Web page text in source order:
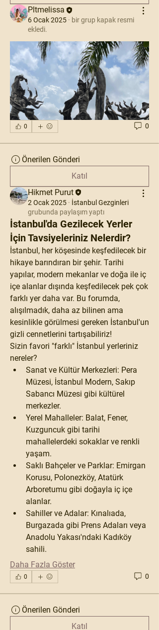
Pltmelissa
6 Ocak 2025 · bir grup kapak resmi
ekledi.
0 0
Önerilen Gönderi
Katıl
Hikmet Purut
2 Ocak 2025 · İstanbul Gezginleri
grubunda paylaşım yaptı
İstanbul'da Gezilecek Yerler
İçin Tavsiyeleriniz Nelerdir?
İstanbul, her köşesinde keşfedilecek bir
hikaye barındıran bir şehir. Tarihi
yapılar, modern mekanlar ve doğa ile iç
içe alanlar dışında keşfedilecek pek çok
farklı yer daha var. Bu forumda,
alışılmadık, daha az bilinen ama
kesinlikle görülmesi gereken İstanbul'un
gizli cennetlerini tartışabiliriz!
Sizin favori "farklı" İstanbul yerleriniz
nereler?
Sanat ve Kültür Merkezleri: Pera
Müzesi, İstanbul Modern, Sakıp
Sabancı Müzesi gibi kültürel
merkezler.
Yerel Mahalleler: Balat, Fener,
Kuzguncuk gibi tarihi
mahallelerdeki sokaklar ve renkli
yaşam.
Saklı Bahçeler ve Parklar: Emirgan
Korusu, Polonezköy, Atatürk
Arboretumu gibi doğayla iç içe
alanlar.
Sahiller ve Adalar: Kınalıada,
Burgazada gibi Prens Adaları veya
Anadolu Yakası'ndaki Kadıköy
sahili.
Daha Fazla Göster
0 0
Önerilen Gönderi
Katıl